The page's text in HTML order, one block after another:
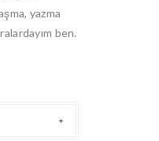
yazma
ben.